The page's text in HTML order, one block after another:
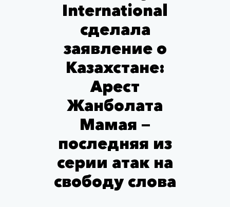
International
сделала
заявление о
Казахстане:
Арест
Жанболата
Мамая —
последняя из
серии атак на
свободу слова